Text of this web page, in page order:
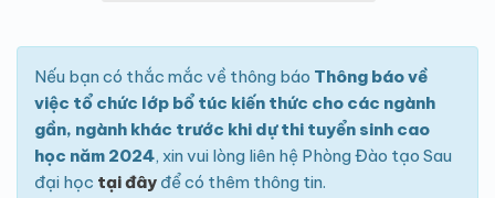
Nếu bạn có thắc mắc về thông báo Thông báo về
việc tổ chức lớp bổ túc kiến thức cho các ngành
gần, ngành khác trước khi dự thi tuyển sinh cao
học năm 2024, xin vui lòng liên hệ Phòng Đào tạo Sau
đại học tại đây để có thêm thông tin.